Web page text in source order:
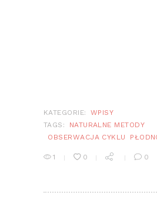
KATEGORIE:
WPISY
TAGS:
NATURALNE METODY
OBSERWACJA CYKLU
1 0 0